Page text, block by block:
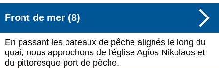
Front de mer (8)
En passant les bateaux de pêche alignés le long du
quai, nous approchons de l'église Agios Nikolaos et
du pittoresque port de pêche.